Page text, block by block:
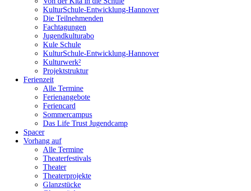
KulturSchule-Entwicklung-Hannover
Die Teilnehmenden
Fachtagungen
Jugendkulturabo
Kule Schule
KulturSchule-Entwicklung-Hannover
Kulturwerk²
Projektstruktur
Ferienzeit
Alle Termine
Ferienangebote
Feriencard
Sommercampus
Das Life Trust Jugendcamp
Spacer
Vorhang auf
Alle Termine
Theaterfestivals
Theater
Theaterprojekte
Glanzstücke